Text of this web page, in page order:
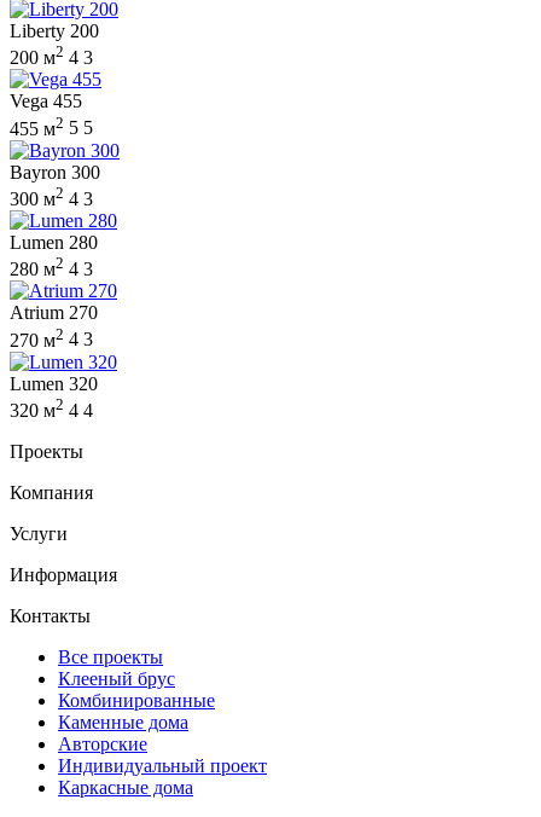
Liberty 200
200 м2 4 3
Vega 455
455 м2 5 5
Bayron 300
300 м2 4 3
Lumen 280
280 м2 4 3
Atrium 270
270 м2 4 3
Lumen 320
320 м2 4 4
Проекты
Компания
Услуги
Информация
Контакты
Все проекты
Клееный брус
Комбинированные
Каменные дома
Авторские
Индивидуальный проект
Каркасные дома